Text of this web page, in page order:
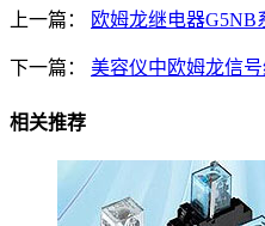
上一篇： 欧姆龙继电器G5NB
下一篇： 美容仪中欧姆龙信
相关推荐